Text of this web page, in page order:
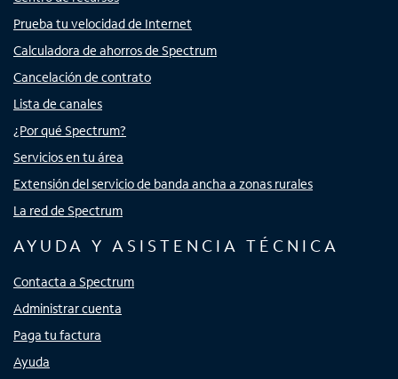
Prueba tu velocidad de Internet
Calculadora de ahorros de Spectrum
Cancelación de contrato
Lista de canales
¿Por qué Spectrum?
Servicios en tu área
Extensión del servicio de banda ancha a zonas rurales
La red de Spectrum
AYUDA Y ASISTENCIA TÉCNICA
Contacta a Spectrum
Administrar cuenta
Paga tu factura
Ayuda